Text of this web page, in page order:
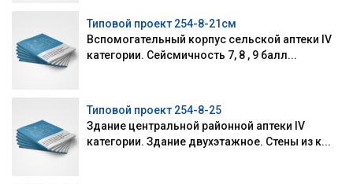
Типовой проект 254-8-21см
Вспомогательный корпус сельской аптеки IV
категории. Сейсмичность 7, 8 , 9 балл...
Типовой проект 254-8-25
Здание центральной районной аптеки IV
категории. Здание двухэтажное. Стены из к...